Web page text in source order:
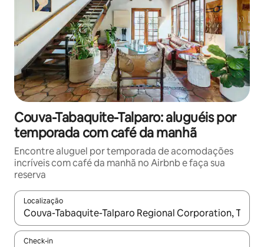
Couva-Tabaquite-Talparo: aluguéis por
temporada com café da manhã
Encontre aluguel por temporada de acomodações
incríveis com café da manhã no Airbnb e faça sua
reserva
Localização
Quando os resultados estiverem disponíveis, explore-os
Check-in